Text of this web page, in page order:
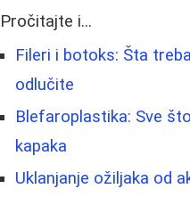
Pročitajte i...
Fileri i botoks: Šta
odlučite
Blefaroplastika: Sve
kapaka
Uklanjanje ožiljaka od